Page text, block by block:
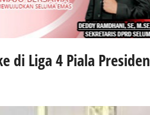
di Liga 4 Piala Presiden